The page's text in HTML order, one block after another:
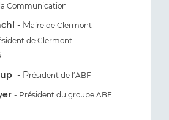
Communication
- Maire de Clermont-
de Clermont
- Président de l’ABF
- Président du groupe ABF